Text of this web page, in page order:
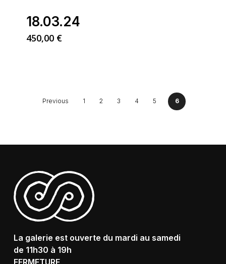
18.03.24
450,00 €
Previous 1 2 3 4 5 6
La galerie est ouverte du mardi au samedi
de 11h30 à 19h
FERMETURE